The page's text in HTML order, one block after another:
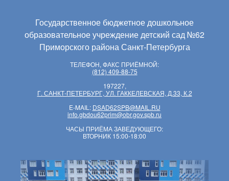
Государственное бюджетное дошкольное
образовательное учреждение детский сад №62
Приморского района Санкт-Петербурга
ТЕЛЕФОН, ФАКС ПРИЁМНОЙ:
(812) 409-88-75
197227,
Г. САНКТ-ПЕТЕРБУРГ, УЛ. ГАККЕЛЕВСКАЯ, Д.33, К.2
E-MAIL: DSAD62SPB@MAIL.RU
info.gbdou62prim@obr.gov.spb.ru
ЧАСЫ ПРИЁМА ЗАВЕДУЮЩЕГО:
ВТОРНИК 15:00-18:00